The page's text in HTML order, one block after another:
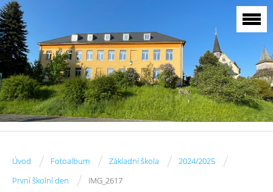
Úvod / Fotoalbum / Základní škola / 2024/2025 /
První školní den / IMG_2617